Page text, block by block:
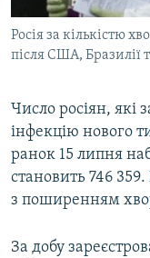
СВІДЧЕННЯ ОКУПАЦІЇ
УКРАЇНСЬКА
Qırımtatar
Усі сайти RFE/RL
Росія за кількістю
після США, Бразилії
Число росіян, які
інфекцію нового
ранок 15 липня
становить 746
з поширенням
За добу